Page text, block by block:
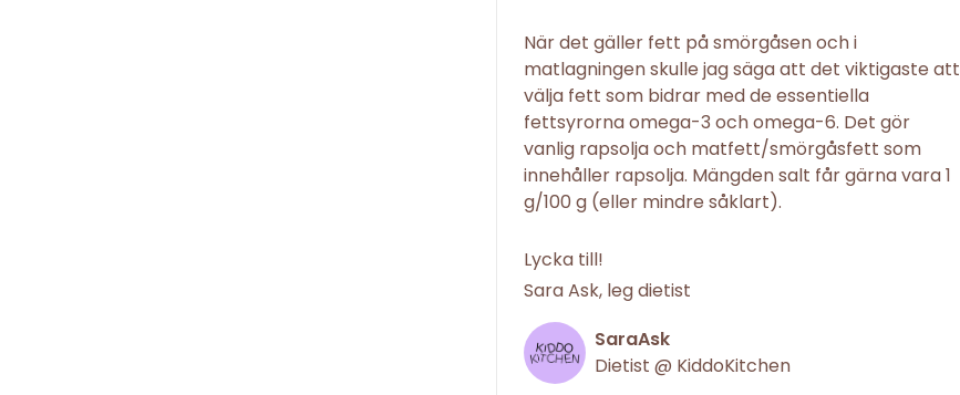
När det gäller fett på smörgåsen och i
matlagningen skulle jag säga att det viktigaste att
välja fett som bidrar med de essentiella
fettsyrorna omega-3 och omega-6. Det gör
vanlig rapsolja och matfett/smörgåsfett som
innehåller rapsolja. Mängden salt får gärna vara 1
g/100 g (eller mindre såklart).
Lycka till!
Sara Ask, leg dietist
SaraAsk
Dietist @ KiddoKitchen